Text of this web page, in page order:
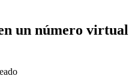
un número virtual